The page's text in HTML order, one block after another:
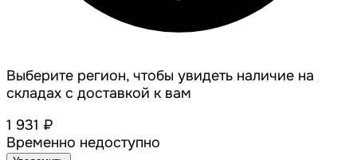
Выберите регион, чтобы увидеть наличие на
складах с доставкой к вам
1 931 ₽
Временно недоступно